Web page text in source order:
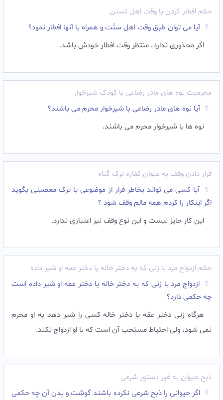
حکم افطار کردن با وقت اهل تسنن
آیا می توان طبق وقت اهل سنّت و همراه با آنها افطار نمود؟
اگر محذورى ندارد، منتظر وقت افطار خودش باشد.
محرمیت نوه های مادر رضاعی با کودک شیرخوار
آیا نوه هاى مادر رضاعى با شیرخوار محرم مى باشند؟
نوه ها با شیرخوار محرم مى باشند.
قرار دادن وقف به عنوان کفاره ترک گناه
آیا کسی می تواند بخاطر فرار از موضوعی یا ترک معصیتی بگوید
اگر اینکار را کردم همه مالم وقف شود ؟
این کار جایز نیست و این نوع وقف نیز اعتباری ندارد.
حکم ازدواج مرد با زنی که به دختر خاله یا دختر عمه او شیر داده
ازدواج مرد با زنی که به دختر خاله یا دختر عمه او شیر داده است
چه حکمی دارد؟
هرگاه زنى دختر عمّه يا دختر خاله كسى را شیر دهد به او محرم
نمى شود، ولى احتياط مستحب آن است كه با او ازدواج نكند.
ذبح حیوان به غیر دستور شرعی
اگر حیوانی را ذبح شرعی نکرده باشند گوشت و بدن آن چه حکمی